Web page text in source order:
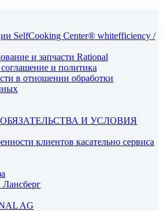
SelfCooking Center® whitefficiency /
и запчасти Rational
соглашение и политика
в отношении обработки
И УСЛОВИЯ
клиентов касательно сервиса
Лансберг
AG